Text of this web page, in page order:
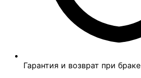
Гарантия и возврат при браке